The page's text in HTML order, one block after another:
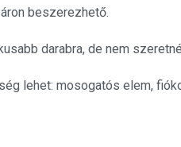
beszerezhető.
darabra, de nem
lehet: mosogatós elem,